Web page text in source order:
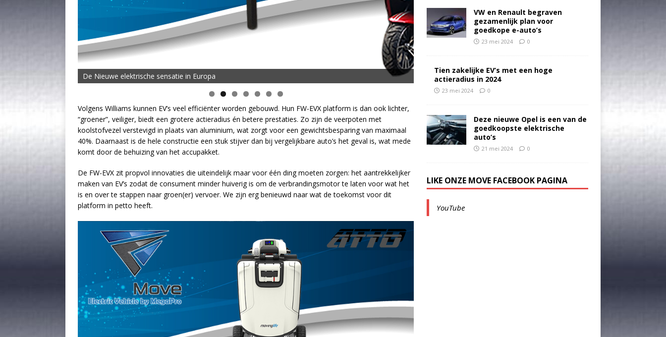
De Nieuwe elektrische sensatie in Europa
Volgens Williams kunnen EV’s veel efficiënter worden gebouwd. Hun FW-EVX platform is dan ook lichter,
“groener”, veiliger, biedt een grotere actieradius én betere prestaties. Zo zijn de veerpoten met
koolstofvezel verstevigd in plaats van aluminium, wat zorgt voor een gewichtsbesparing van maximaal
40%. Daarnaast is de hele constructie een stuk stijver dan bij vergelijkbare auto’s het geval is, wat mede
komt door de behuizing van het accupakket.
De FW-EVX zit propvol innovaties die uiteindelijk maar voor één ding moeten zorgen: het aantrekkelijker
maken van EV’s zodat de consument minder huiverig is om de verbrandingsmotor te laten voor wat het
is en over te stappen naar groen(er) vervoer. We zijn erg benieuwd naar wat de toekomst voor dit
platform in petto heeft.
VW en Renault begraven
gezamenlijk plan voor
goedkope e-auto’s
23 mei 2024 0
Tien zakelijke EV’s met een hoge
actieradius in 2024
23 mei 2024 0
Deze nieuwe Opel is een van de
goedkoopste elektrische
auto’s
21 mei 2024 0
LIKE ONZE MOVE FACEBOOK PAGINA
YouTube